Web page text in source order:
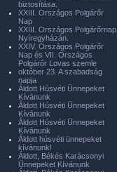
biztosítása.
XXIII. Országos Polgárőr
Nap
XXIII. Országos Polgárőrnap
Nyíregyházán.
XXIV. Országos Polgárőr
Nap és VII. Országos
Polgárőr Lovas szemle
október 23. A szabadság
napja
Áldott Húsvéti Ünnepeket
Kívánunk
Áldott Húsvéti Ünnepeket
Kívánunk
Áldott Húsvéti Ünnepeket
Kívánunk
Áldott húsvéti ünnepeket
kívánunk!
Áldott, Békés Karácsonyi
Ünnepeket Kívánunk